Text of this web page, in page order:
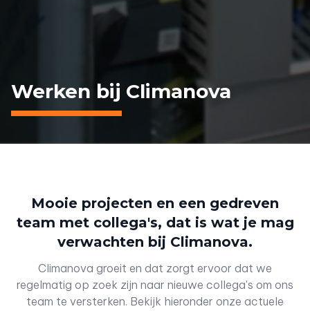
Werken bij Climanova
Mooie projecten en een gedreven
team met collega's, dat is wat je mag
verwachten bij Climanova.
Climanova groeit en dat zorgt ervoor dat we
regelmatig op zoek zijn naar nieuwe collega's om ons
team te versterken. Bekijk hieronder onze actuele